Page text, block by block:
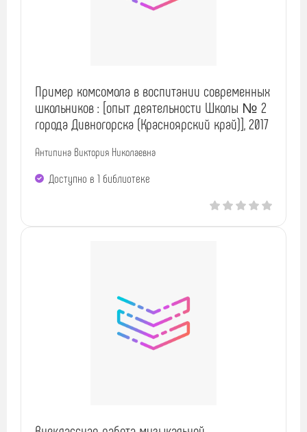
Пример комсомола в воспитании современных
школьников : [опыт деятельности Школы № 2
города Дивногорска (Красноярский край)], 2017
Антипина Виктория Николаевна
Доступно в 1 библиотекe